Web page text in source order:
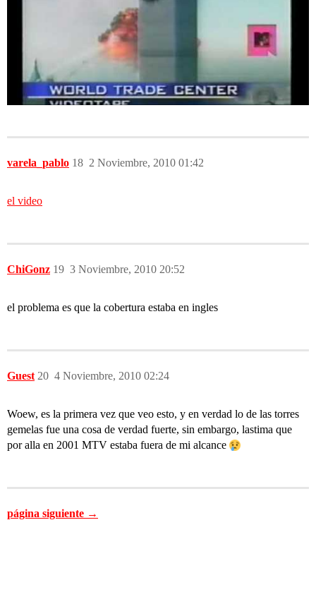
varela_pablo 2 Noviembre, 2010 01:42
18
el video
ChiGonz 3 Noviembre, 2010 20:52
19
el problema es que la cobertura estaba en ingles
Guest 4 Noviembre, 2010 02:24
20
Woew, es la primera vez que veo esto, y en verdad lo de las torres
gemelas fue una cosa de verdad fuerte, sin embargo, lastima que
por alla en 2001 MTV estaba fuera de mi alcance
página siguiente →